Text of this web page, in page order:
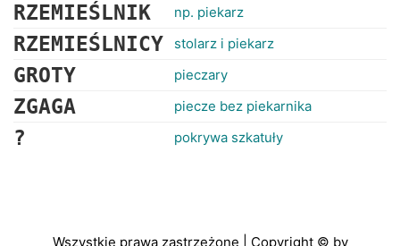
RZEMIEŚLNIK np. piekarz
RZEMIEŚLNICY stolarz i piekarz
GROTY pieczary
ZGAGA piecze bez piekarnika
? pokrywa szkatuły
Wszystkie prawa zastrzeżone | Copyright © by